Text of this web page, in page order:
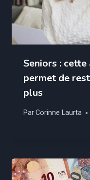
Seniors : cette
permet de
plus
ParCorinne Laurta